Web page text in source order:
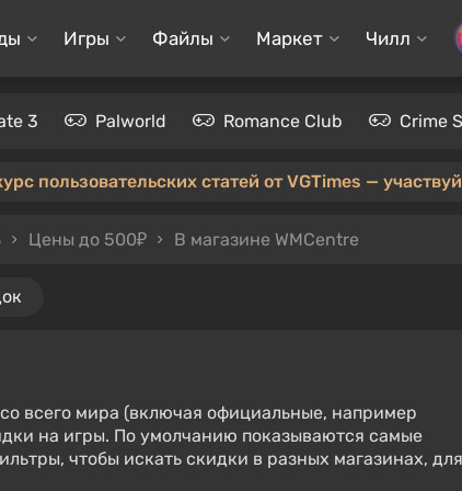
Игры Файлы Маркет Чилл
3 Palworld Romance Club Crime
пользовательских статей от VGTimes —
Цены до 500₽ В магазине WMCentre
всего мира (включая официальные, например
на игры. По умолчанию показываются самые
чтобы искать скидки в разных магазинах, для